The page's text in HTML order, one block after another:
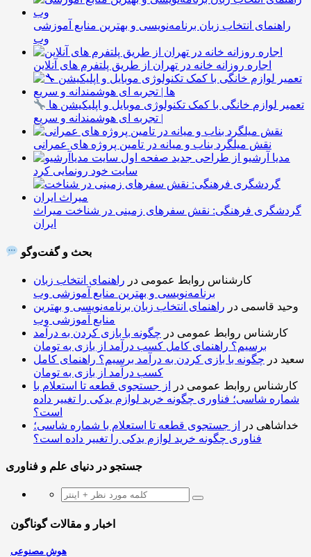
راهنمای انتخاب زبان برنامه‌نویسی و بهترین منابع آموزشی
وب
اجاره روزانه خانه در تهران از طریق پلتفرم های آنلاین
| تجربه ای هوشمندانه و سریع
نقش میلگرد بناب و میانه در تامین پروژه های عمرانی
مدیا آرشیو از طراحی جدید
سایت خود رونمایی کرد
گردشگری فرهنگی: نقش سفرهای زمینی در شناخت میراث
ایران
بحث و گفت‌وگو
کارشناس روابط عمومی در راهنمای انتخاب زبان
برنامه‌نویسی و بهترین منابع آموزشی وب
وحید قاسمی در راهنمای انتخاب زبان برنامه‌نویسی و بهترین
منابع آموزشی وب
کارشناس روابط عمومی در چگونه با بازی کردن به درآمد
برسیم؟ راهنمای کامل کسب درآمد از بازی به تومان
سعید در چگونه با بازی کردن به درآمد برسیم؟ راهنمای کامل
کسب درآمد از بازی به تومان
کارشناس روابط عمومی در
از جستجوی قطعه تا استعلام با
شماره شاسی؛ فناوری چگونه خرید لوازم یدکی را تغییر داده
است؟
خداشاهی در
از جستجوی قطعه تا استعلام با شماره شاسی؛
فناوری چگونه خرید لوازم یدکی را تغییر داده است؟
جستجو در دنیای علم و فناوری
اخبار و مقالات گوناگون
هوش مصنوعی